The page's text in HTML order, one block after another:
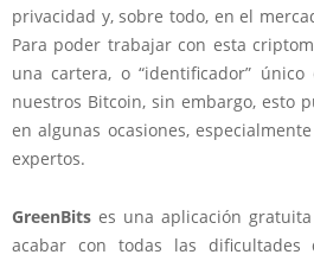
privacidad y, sobre todo, en el
Para poder trabajar con esta
una cartera, o “identificador”
nuestros Bitcoin, sin embargo, esto
en algunas ocasiones,
expertos.
GreenBits es una aplicación
acabar con todas las dificultades